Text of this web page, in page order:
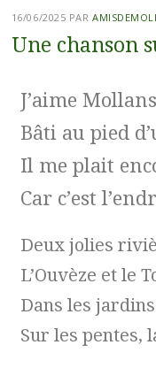
16/06/2025 PAR
Une chanson
J’aime
Bâti au pied
Il me plait
Car c’est
Deux jolies
L’Ouvèze et le
Dans les
Sur les pentes,